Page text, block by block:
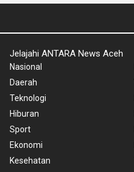
Jelajahi ANTARA News Aceh
Nasional
Daerah
Teknologi
Hiburan
Sport
Ekonomi
Kesehatan